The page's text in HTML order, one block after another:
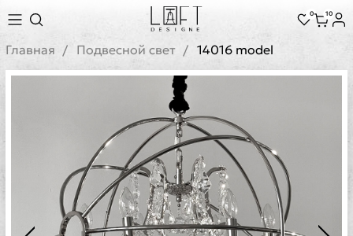
0 10
Главная Подвесной свет 14016 model